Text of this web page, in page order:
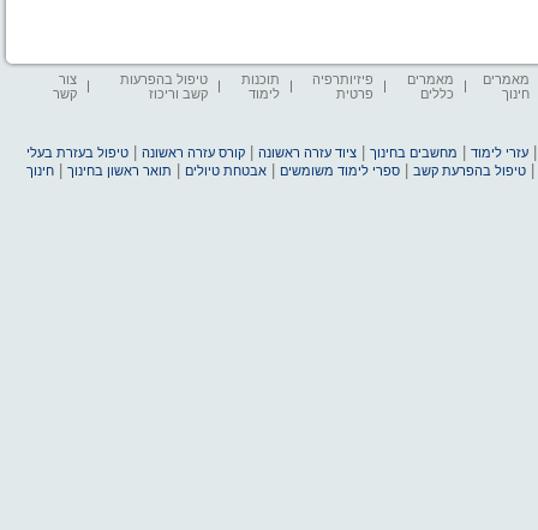
מאמרים
חינוך
מאמרים
כללים
פיזיותרפיה
פרטית
תוכנות
לימוד
טיפול בהפרעות
קשב וריכוז
צור
קשר
עזרי לימוד מחשבים בחינוך |ציוד עזרה ראשונה |קורס עזרה ראשונה |טיפול בעזרת בעלי
|טיפול בהפרעת קשב |ספרי לימוד משומשים |אבטחת טיולים תואר ראשון בחינוך |חינוך